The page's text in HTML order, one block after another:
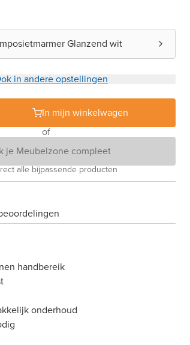
Glanzend wit
in andere opstellingen
In mijn winkelwagen
of
je Meubelzone compleet
alle bijpassende producten
handbereik
onderhoud